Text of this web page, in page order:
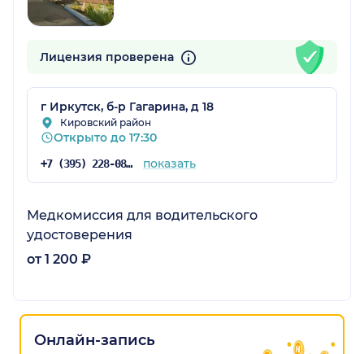
Лицензия проверена
г Иркутск, б-р Гагарина, д 18
Кировский район
Открыто до 17:30
+7 (395) 228-08-08 показать
Медкомиссия для водительского
удостоверения
от 1 200 ₽
Онлайн-запись